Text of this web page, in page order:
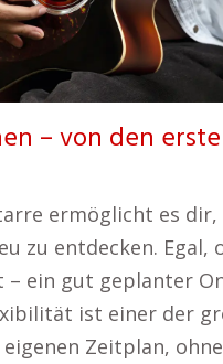
– von den
ermöglicht es
zu entdecken.
– ein gut geplanter
ist einer der
Zeitplan,